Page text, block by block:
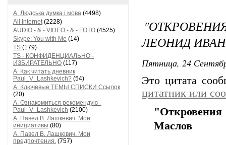
A. Людська думка і мова (4498)
All Internet(2228)
AUDIO - & - VIDEO - & - FOTO (4525)
Skype: You with Me (14)
TS (179)
TS - КОНФИДЕНЦИАЛЬНО -
ИЗБИРАТЕЛЬНО (117)
А. Как читать дневник
Paul_V_Lashkevich? (54)
А. Ключевые ТЕМЫ СПИСКИ Ссылок
(20)
А. Ознакомиться рекомендую -
Paul_V_Lashkevich (2100)
А. Павел В. Лашкевич. Мои
инициативы (80)
А. Павел В. Лашкевич. Мои
предпочтения. (757)
ЛЕОНИД
Пятница, 24
Это цитата
цитатник или
Маслов